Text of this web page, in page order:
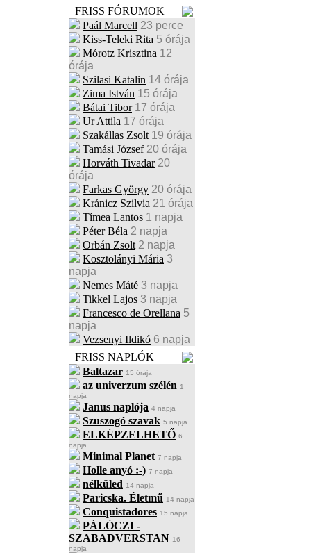
FRISS FÓRUMOK
Paál Marcell 23 perce
Kiss-Teleki Rita 5 órája
Mórotz Krisztina 12
órája
Szilasi Katalin 14 órája
Zima István 15 órája
Bátai Tibor 17 órája
Ur Attila 17 órája
Szakállas Zsolt 19 órája
Tamási József 20 órája
Horváth Tivadar 20
órája
Farkas György 20 órája
Kránicz Szilvia 21 órája
Tímea Lantos 1 napja
Péter Béla 2 napja
Orbán Zsolt 2 napja
Kosztolányi Mária 3
napja
Nemes Máté 3 napja
Tikkel Lajos 3 napja
Francesco de Orellana 5
napja
Vezsenyi Ildikó 6 napja
FRISS NAPLÓK
Baltazar 15 órája
az univerzum szélén 1
napja
Janus naplója 4 napja
Szuszogó szavak 5 napja
ELKÉPZELHETŐ 6
napja
Minimal Planet 7 napja
Holle anyó :-) 7 napja
nélküled 14 napja
Paricska. Életmű 14 napja
Conquistadores 15 napja
PÁLÓCZI -
SZABADVERSTAN 16
napja